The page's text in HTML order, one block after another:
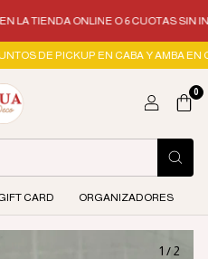
LA TIENDA ONLINE O 6 CUOTAS SIN
DE PICKUP EN CABA Y AMBA EN
0
CARD ORGANIZADORES
1 /2